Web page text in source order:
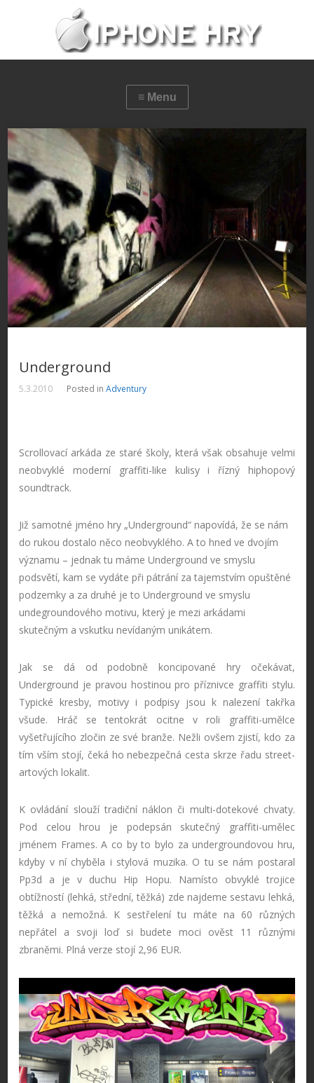
Underground
5.3.2010 Posted inAdventury
Scrollovací arkáda ze staré školy, která však obsahuje velmi
neobvyklé moderní graffiti-like kulisy i řízný hiphopový
soundtrack.
Již samotné jméno hry „Underground“ napovídá, že se nám
do rukou dostalo něco neobvyklého. A to hned ve dvojím
významu – jednak tu máme Underground ve smyslu
podsvětí, kam se vydáte při pátrání za tajemstvím opuštěné
podzemky a za druhé je to Underground ve smyslu
undegroundového motivu, který je mezi arkádami
skutečným a vskutku nevídaným unikátem.
Jak se dá od podobně koncipované hry očekávat,
Underground je pravou hostinou pro příznivce graffiti stylu.
Typické kresby, motivy i podpisy jsou k nalezení takřka
všude. Hráč se tentokrát ocitne v roli graffiti-umělce
vyšetřujícího zločin ze své branže. Nežli ovšem zjistí, kdo za
tím vším stojí, čeká ho nebezpečná cesta skrze řadu street-
artových lokalit.
K ovládání slouží tradiční náklon či multi-dotekové chvaty.
Pod celou hrou je podepsán skutečný graffiti-umělec
jménem Frames. A co by to bylo za undergroundovou hru,
kdyby v ní chyběla i stylová muzika. O tu se nám postaral
Pp3d a je v duchu Hip Hopu. Namísto obvyklé trojice
obtížností (lehká, střední, těžká) zde najdeme sestavu lehká,
těžká a nemožná. K sestřelení tu máte na 60 různých
nepřátel a svoji loď si budete moci ověst 11 různými
zbraněmi. Plná verze stojí 2,96 EUR.